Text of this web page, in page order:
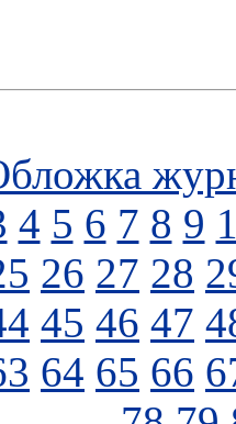
4 5 6 7 8 9
26 27 28
45 46 47
64 65 66